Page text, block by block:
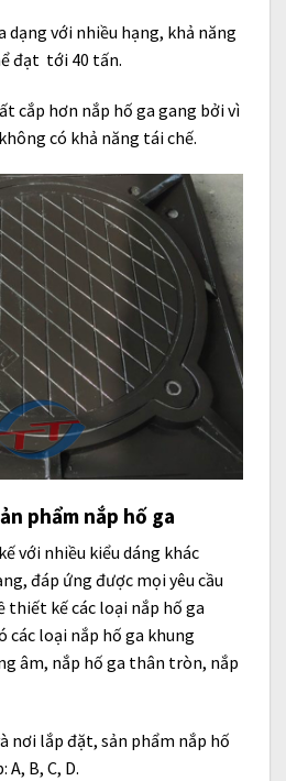
dạng với nhiều hạng, khả năng
đạt tới 40 tấn.
cắp hơn nắp hố ga gang bởi vì
có khả năng tái chế.
phẩm nắp hố ga
với nhiều kiểu dáng khác
đáp ứng được mọi yêu cầu
thiết kế các loại nắp hố ga
các loại nắp hố ga khung
âm, nắp hố ga thân tròn, nắp
nơi lắp đặt, sản phẩm nắp hố
B, C, D.